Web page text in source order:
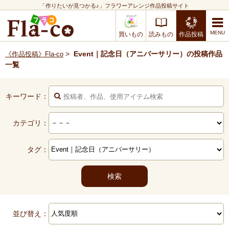
「作りたいが見つかる♪」フラワーアレンジ作品投稿サイト
買いもの 読みもの 作品投稿
《作品投稿》Fla-co > Event｜記念日（アニバーサリー）の投稿作品
一覧
キーワード：
カテゴリ：
タグ：
並び替え：